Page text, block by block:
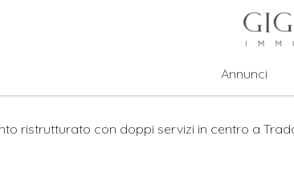
Annunci
ristrutturato con doppi servizi in centro a